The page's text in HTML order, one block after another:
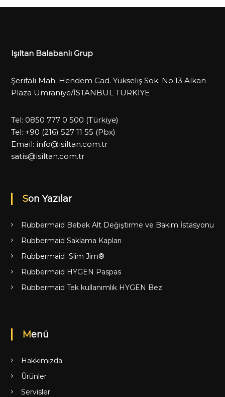
Işıltan Balabanlı Grup
Şerifali Mah. Hendem Cad. Yükseliş Sok. No:13 Alkan
Plaza Ümraniye/İSTANBUL TÜRKİYE
Tel: 0850 777 0 500 (Türkiye)
Tel: +90 (216) 527 11 55 (Pbx)
Email: info@isiltan.com.tr
satis@isiltan.com.tr
Son Yazılar
Rubbermaid Bebek Alt Değiştirme ve Bakım İstasyonu
Rubbermaid Saklama Kapları
Rubbermaid Slim Jim®
Rubbermaid HYGEN Paspas
Rubbermaid Tek kullanımlık HYGEN Bez
Menü
Hakkımızda
Ürünler
Servisler